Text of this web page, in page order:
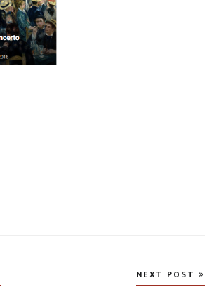
NEXT POST